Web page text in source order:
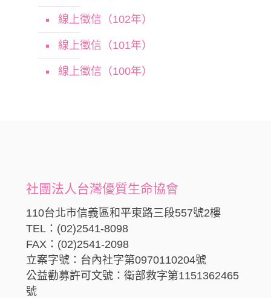
線上徵信（102年）
線上徵信（101年）
線上徵信（100年）
社團法人台灣優質生命協會
110台北市信義區和平東路三段557號2樓
TEL：(02)2541-8098
FAX：(02)2541-2098
立案字號：台內社字第0970110204號
公益勸募許可文號：衛部救字第1151362465
號